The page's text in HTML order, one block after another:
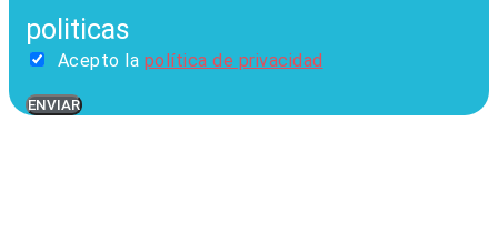
politicas
Acepto la política de privacidad
ENVIAR